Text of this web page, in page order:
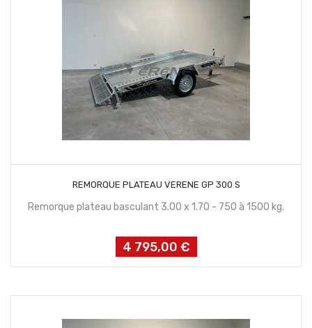
REMORQUE PLATEAU VERENE GP 300 S
Remorque plateau basculant 3.00 x 1.70 - 750 à 1500 kg.
Prix
4 795,00 €